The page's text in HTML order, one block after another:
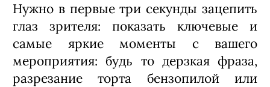
Нужно в первые три секунды зацепить
глаз зрителя: показать ключевые и
самые яркие моменты с вашего
мероприятия: будь то дерзкая фраза,
разрезание торта бензопилой или